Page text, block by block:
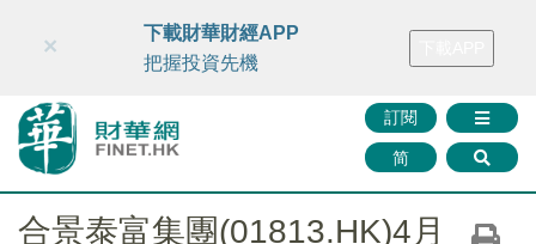
財華智庫網 FINTV FINMETA 財華證券 媒體矩陣
訂閱
简
×
下載財華財經APP
把握投資先機
合景泰富集團(01813.HK)4月